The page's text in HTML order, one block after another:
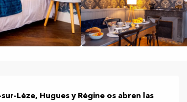
Lèze, Hugues y Régine os abren las